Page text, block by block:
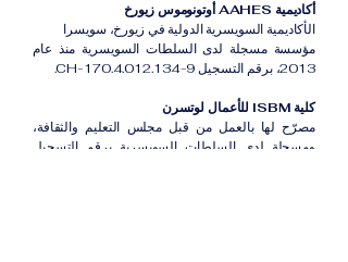
أكاديمية AAHES أوتونوموس زيورخ
الأكاديمية السويسرية الدولية في زيورخ، سويسرا
مؤسسة مسجلة لدى السلطات السويسرية منذ عام
2013، برقم التسجيل CH-170.4.012.134-9.
كلية ISBM للأعمال لوتسرن
مصرّح لها بالعمل من قبل مجلس التعليم والثقافة،
ومسجلة لدى السلطات السويسرية برقم التسجيل